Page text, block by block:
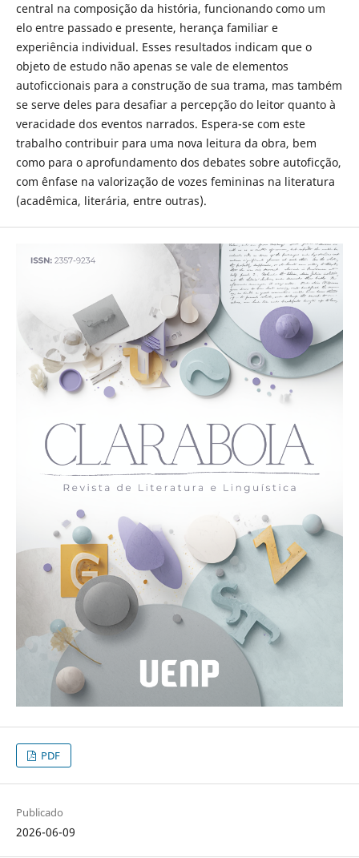
central na composição da história, funcionando como um
elo entre passado e presente, herança familiar e
experiência individual. Esses resultados indicam que o
objeto de estudo não apenas se vale de elementos
autoficcionais para a construção de sua trama, mas também
se serve deles para desafiar a percepção do leitor quanto à
veracidade dos eventos narrados. Espera-se com este
trabalho contribuir para uma nova leitura da obra, bem
como para o aprofundamento dos debates sobre autoficção,
com ênfase na valorização de vozes femininas na literatura
(acadêmica, literária, entre outras).
PDF
Publicado
2026-06-09